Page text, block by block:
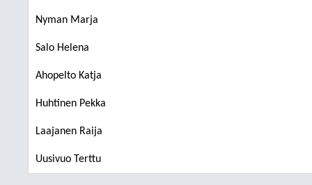
Nyman Marja
Salo Helena
Ahopelto Katja
Huhtinen Pekka
Laajanen Raija
Uusivuo Terttu